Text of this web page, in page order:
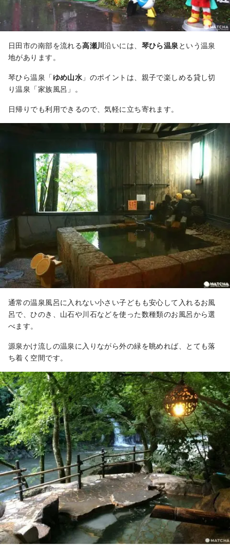
日田市の南部を流れる高瀬川沿いには、 琴ひら温泉 という温泉
地があります。
琴ひら温泉「ゆめ山水 」のポイントは、親子で楽しめる貸し切
り温泉「家族風呂」。
日帰りでも利用できるので、気軽に立ち寄れます。
通常の温泉風呂に入れない小さい子どもも安心して入れるお風
呂で、ひのき、山石や川石などを使った数種類のお風呂から選
べます。
源泉かけ流しの温泉に入りながら外の緑を眺めれば、とても落
ち着く空間です。